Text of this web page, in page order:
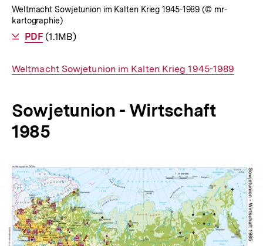
Weltmacht Sowjetunion im Kalten Krieg 1945-1989 (© mr-
kartographie)
Als
PDFherunterladen
(1.1MB)
Interner
Weltmacht Sowjetunion im Kalten Krieg 1945-1989
Sowjetunion - Wirtschaft
1985